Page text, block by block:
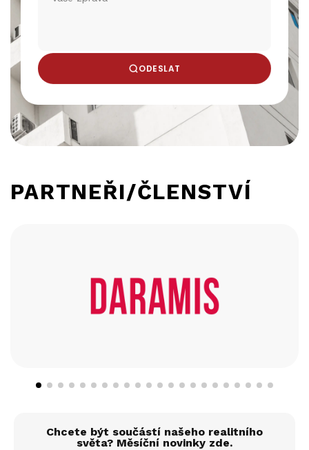
ODESLAT
PARTNEŘI/ČLENSTVÍ
Chcete být součástí našeho realitního
světa? Měsíční novinky zde.